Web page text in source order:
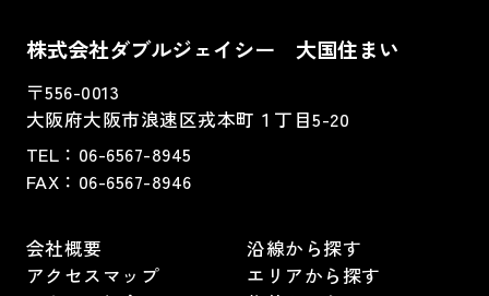
株式会社ダブルジェイシー 大国住まい
〒556-0013
大阪府大阪市浪速区戎本町１丁目5-20
TEL： 06-6567-8945
FAX：06-6567-8946
会社概要
アクセスマップ
沿線から探す
エリアから探す